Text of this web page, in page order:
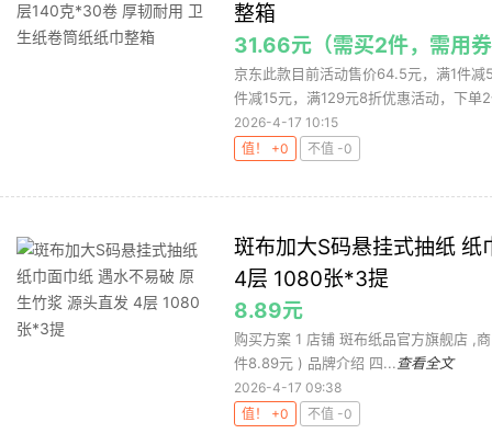
整箱
31.66元（需买2件，需用
京东此款目前活动售价64.5元，满1件
件减15元，满129元8折优惠活动，下单
2026-4-17 10:15
值！ +0
不值 -0
斑布加大S码悬挂式抽纸
4层 1080张*3提
8.89元
购买方案 1 店铺 斑布纸品官方旗舰店 ,
件8.89元 ) 品牌介绍 四... 查看全文
2026-4-17 09:38
值！ +0
不值 -0